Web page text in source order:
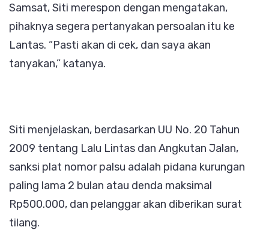
Samsat, Siti merespon dengan mengatakan,
pihaknya segera pertanyakan persoalan itu ke
Lantas. “Pasti akan di cek, dan saya akan
tanyakan,” katanya.
Siti menjelaskan, berdasarkan UU No. 20 Tahun
2009 tentang Lalu Lintas dan Angkutan Jalan,
sanksi plat nomor palsu adalah pidana kurungan
paling lama 2 bulan atau denda maksimal
Rp500.000, dan pelanggar akan diberikan surat
tilang.